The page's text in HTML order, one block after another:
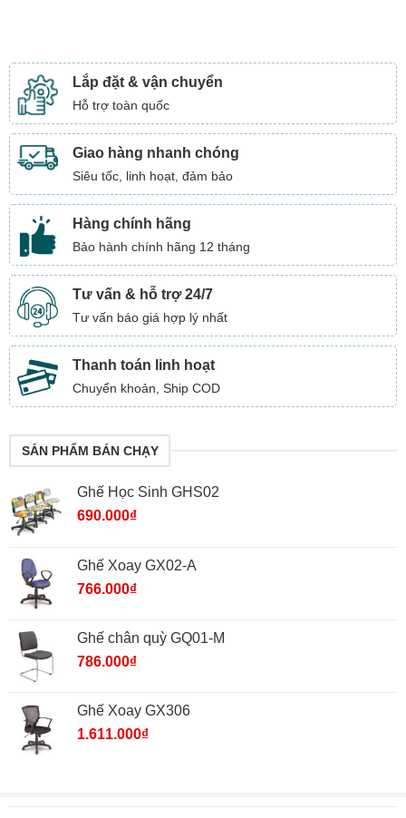
Lắp đặt & vận chuyển
Hỗ trợ toàn quốc
Giao hàng nhanh chóng
Siêu tốc, linh hoạt, đảm bảo
Hàng chính hãng
Bảo hành chính hãng 12 tháng
Tư vấn & hỗ trợ 24/7
Tư vấn báo giá hợp lý nhất
Thanh toán linh hoạt
Chuyển khoản, Ship COD
SẢN PHẨM BÁN CHẠY
Ghế Học Sinh GHS02
690.000₫
Ghế Xoay GX02-A
766.000₫
Ghế chân quỳ GQ01-M
786.000₫
Ghế Xoay GX306
1.611.000₫